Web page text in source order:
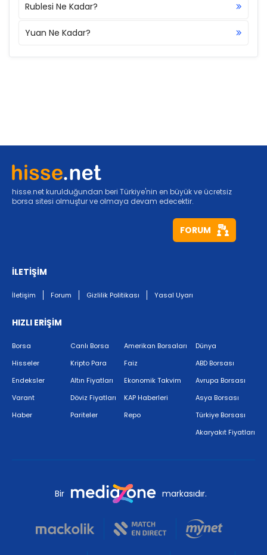
Rublesi Ne Kadar?
Yuan Ne Kadar?
hisse.net kurulduğundan beri Türkiye'nin en büyük ve ücretsiz
borsa sitesi olmuştur ve olmaya devam edecektir.
FORUM
İLETİŞİM
İletişim Forum Gizlilik Politikası Yasal Uyarı
HIZLI ERİŞİM
Borsa
Hisseler
Endeksler
Varant
Haber
Canlı Borsa
Kripto Para
Altın Fiyatları
Döviz Fiyatları
Pariteler
Amerikan Borsaları
Faiz
Ekonomik Takvim
KAP Haberleri
Repo
Dünya
ABD Borsası
Avrupa Borsası
Asya Borsası
Türkiye Borsası
Akaryakıt Fiyatları
Bir markasıdır.